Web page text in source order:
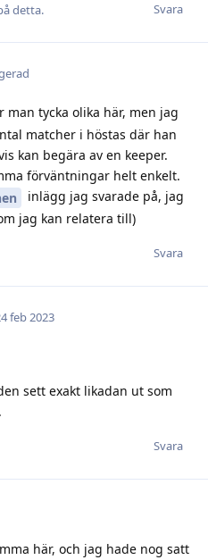
Svara
detta.
man tycka olika här, men jag
matcher i höstas där han
kan begära av en keeper.
förväntningar helt enkelt.
inlägg jag svarade på, jag
jag kan relatera till)
Svara
feb 2023
sett exakt likadan ut som
Svara
här, och jag hade nog satt